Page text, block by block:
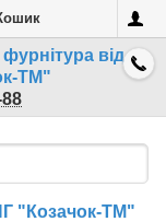
"Козачок-ТМ"